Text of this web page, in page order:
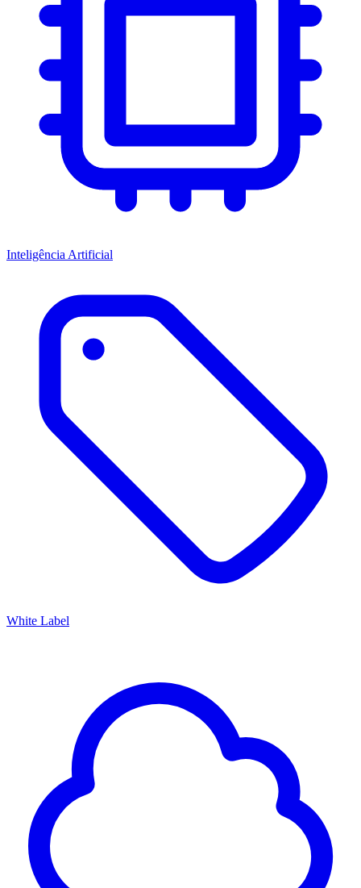
Inteligência Artificial
White Label